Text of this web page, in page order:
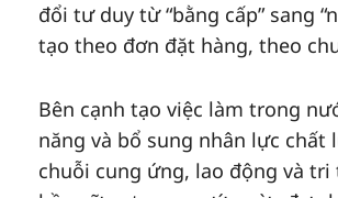
đổi tư duy từ “bằng cấp” sang
tạo theo đơn đặt hàng, theo
Bên cạnh tạo việc làm trong
năng và bổ sung nhân lực chất
chuỗi cung ứng, lao động và